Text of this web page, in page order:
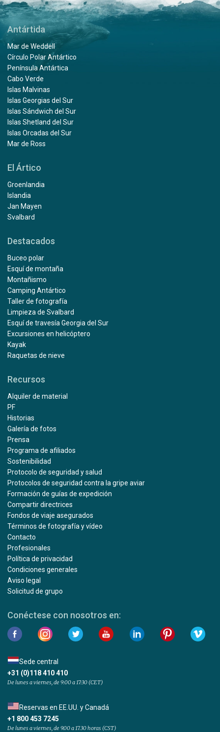
Antártida
Mar de Weddell
Círculo Polar Antártico
Península Antártica
Cabo Verde
Islas Malvinas
Islas Georgias del Sur
Islas Sándwich del Sur
Islas Shetland del Sur
Islas Orcadas del Sur
Mar de Ross
El Ártico
Groenlandia
Islandia
Jan Mayen
Svalbard
Destacados
Buceo polar
Esquí de montaña
Montañismo
Camping Antártico
Taller de fotografía
Limpieza de Svalbard
Esquí de travesía Georgia del Sur
Excursiones en helicóptero
Kayak
Raquetas de nieve
Recursos
Alquiler de material
PF
Historias
Galería de fotos
Prensa
Programa de afiliados
Sostenibilidad
Protocolo de seguridad y salud
Protocolos de seguridad contra la gripe aviar
Formación de guías de expedición
Compartir directrices
Fondos de viaje asegurados
Términos de fotografía y vídeo
Contacto
Profesionales
Política de privacidad
Condiciones generales
Aviso legal
Solicitud de grupo
Conéctese con nosotros en:
Sede central
+31 (0)118 410 410
De lunes a viernes, de 9:00 a 17:30 (CET)
Reservas en EE.UU. y Canadá
+1 800 453 7245
De lunes a viernes, de 9.00 a 17.30 horas (CST)